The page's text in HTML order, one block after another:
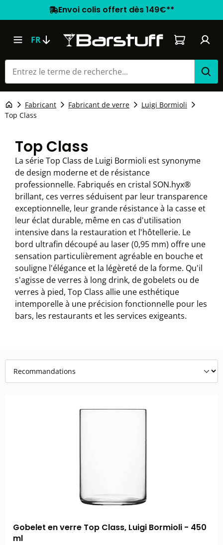
Envoi colis offert dès 149€**
FR Le panier
Fabricant Fabricant de verre
Luigi Bormioli
Top Class
Top Class
La série Top Class de Luigi Bormioli est synonyme
de design moderne et de résistance
professionnelle. Fabriqués en cristal SON.hyx®
brillant, ces verres séduisent par leur transparence
exceptionnelle, leur grande résistance à la casse et
leur éclat durable, même en cas d'utilisation
intensive dans la restauration et l'hôtellerie. Le
bord ultrafin découpé au laser (0,95 mm) offre une
sensation particulièrement agréable en bouche et
souligne l'élégance et la légèreté de la forme. Qu'il
s'agisse de verres à long drink, de gobelets ou de
verres à pied, Top Class allie une esthétique
intemporelle à une précision fonctionnelle pour les
bars, les restaurants et les services exigeants.
Gobelet en verre Top Class, Luigi Bormioli - 450
ml